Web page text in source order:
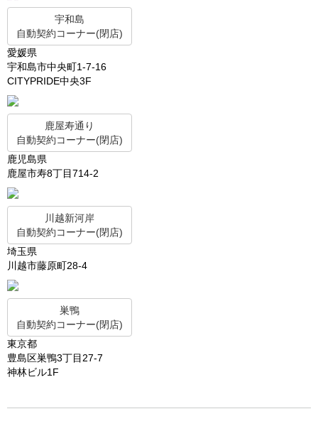
宇和島
自動契約コーナー(閉店)
愛媛県
宇和島市中央町1-7-16
CITYPRIDE中央3F
鹿屋寿通り
自動契約コーナー(閉店)
鹿児島県
鹿屋市寿8丁目714-2
川越新河岸
自動契約コーナー(閉店)
埼玉県
川越市藤原町28-4
巣鴨
自動契約コーナー(閉店)
東京都
豊島区巣鴨3丁目27-7
神林ビル1F